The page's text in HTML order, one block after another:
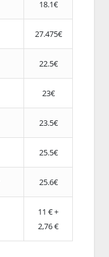
18.1€
27.475€
22.5€
23€
23.5€
25.5€
25.6€
11 € +
2,76 €